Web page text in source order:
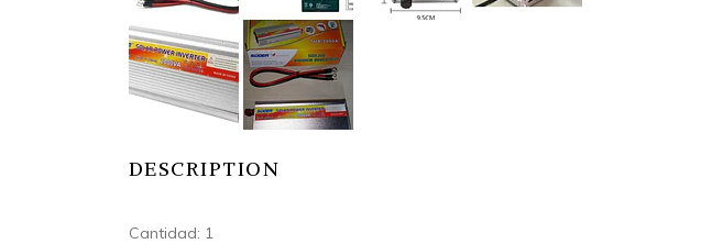
DESCRIPTION
Cantidad: 1